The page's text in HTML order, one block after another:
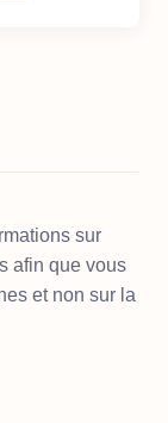
sur
afin que vous
et non sur la